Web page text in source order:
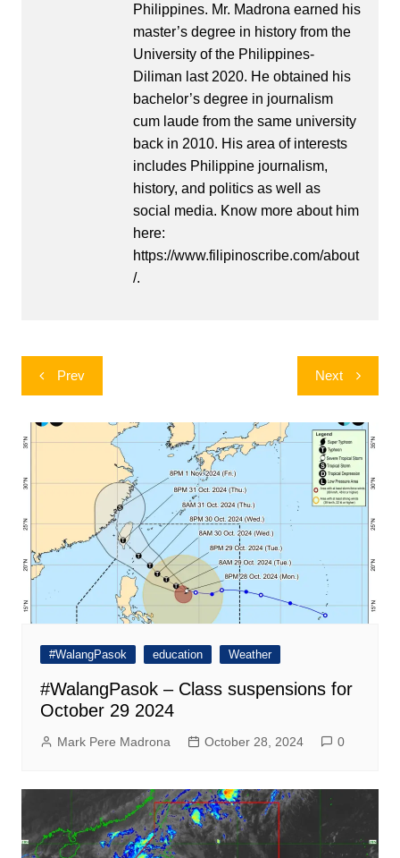
Philippines. Mr. Madrona earned his
master’s degree in history from the
University of the Philippines-
Diliman last 2020. He obtained his
bachelor’s degree in journalism
cum laude from the same university
back in 2010. His area of interests
includes Philippine journalism,
history, and politics as well as
social media. Know more about him
here:
https://www.filipinoscribe.com/about
/.
Post
navigation
Prev Next
#WalangPasok education Weather
#WalangPasok – Class suspensions for
October 29 2024
Mark Pere Madrona October 28, 2024 0